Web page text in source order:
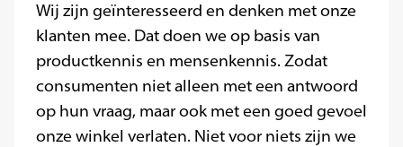
Wij zijn geïnteresseerd en denken met onze
klanten mee. Dat doen we op basis van
productkennis en mensenkennis. Zodat
consumenten niet alleen met een antwoord
op hun vraag, maar ook met een goed gevoel
onze winkel verlaten. Niet voor niets zijn we